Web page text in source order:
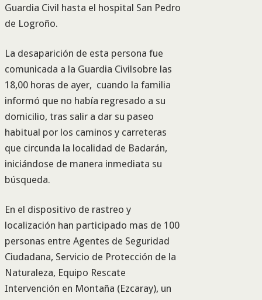
Guardia Civil hasta el hospital San Pedro
de Logroño.
La desaparición de esta persona fue
comunicada a la Guardia Civilsobre las
18,00 horas de ayer, cuando la familia
informó que no había regresado a su
domicilio, tras salir a dar su paseo
habitual por los caminos y carreteras
que circunda la localidad de Badarán,
iniciándose de manera inmediata su
búsqueda.
En el dispositivo de rastreo y
localización han participado mas de 100
personas entre Agentes de Seguridad
Ciudadana, Servicio de Protección de la
Naturaleza, Equipo Rescate
Intervención en Montaña (Ezcaray), un